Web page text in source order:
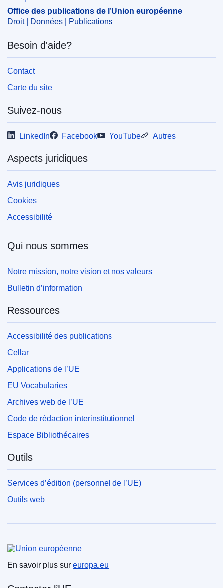
Office des publications de l’Union européenne
Droit | Données | Publications
Besoin d'aide?
Contact
Carte du site
Suivez-nous
LinkedIn Facebook YouTube Autres
Aspects juridiques
Avis juridiques
Cookies
Accessibilité
Qui nous sommes
Notre mission, notre vision et nos valeurs
Bulletin d’information
Ressources
Accessibilité des publications
Cellar
Applications de l’UE
EU Vocabularies
Archives web de l’UE
Code de rédaction interinstitutionnel
Espace Bibliothécaires
Outils
Services d’édition (personnel de l’UE)
Outils web
En savoir plus sur europa.eu